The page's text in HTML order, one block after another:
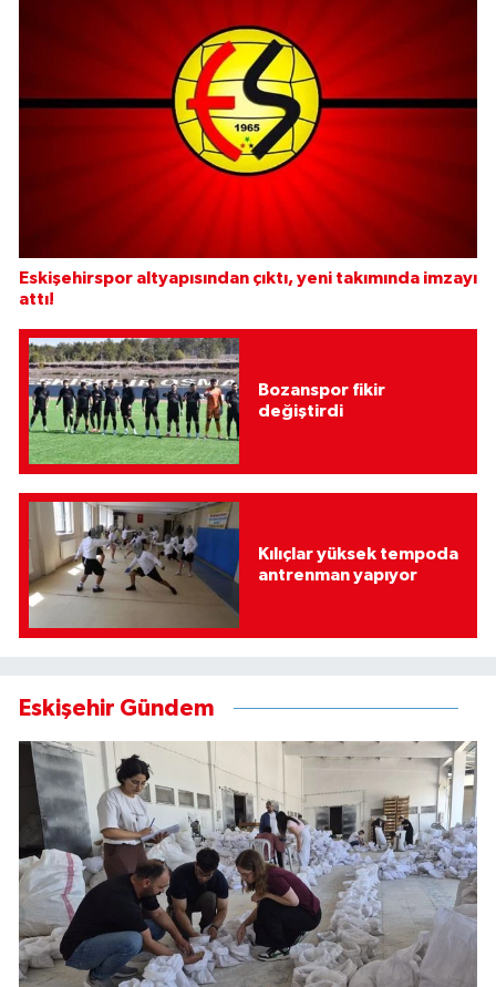
Eskişehirspor altyapısından çıktı, yeni takımında imzayı
attı!
Bozanspor fikir
değiştirdi
Kılıçlar yüksek tempoda
antrenman yapıyor
Eskişehir Gündem